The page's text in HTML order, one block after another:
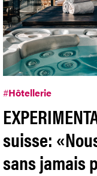
#Hôtellerie
suisse:
sans jamais